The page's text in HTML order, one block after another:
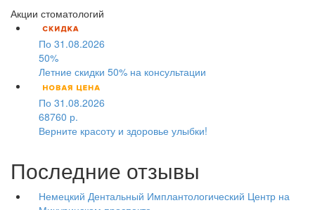
Акции стоматологий
По 31.08.2026
50%
Летние скидки 50% на консультации
По 31.08.2026
68760 р.
Верните красоту и здоровье улыбки!
Последние отзывы
Немецкий Дентальный Имплантологический Центр на